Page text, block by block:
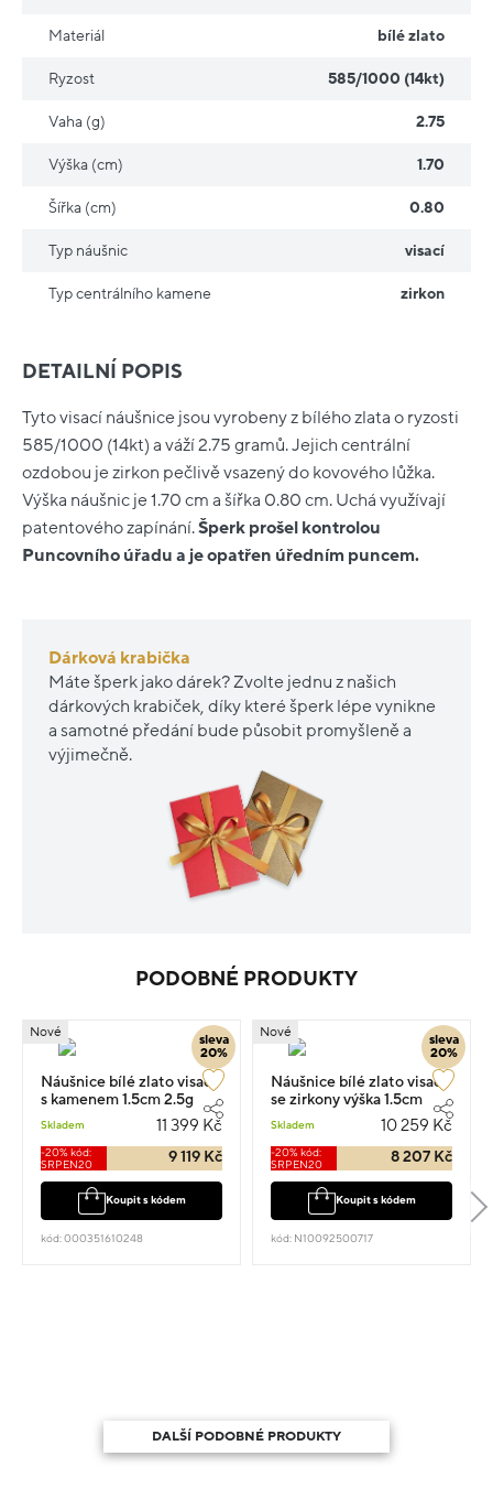
DETAILNÍ POPIS
Tyto visací náušnice jsou vyrobeny z bílého zlata o ryzosti
585/1000 (14kt) a váží 2.75 gramů. Jejich centrální
ozdobou je zirkon pečlivě vsazený do kovového lůžka.
Výška náušnic je 1.70 cm a šířka 0.80 cm. Uchá využívají
patentového zapínání.Šperk prošel kontrolou
Puncovního úřadu a je opatřen úředním puncem.
Dárková krabička
Máte šperk jako dárek? Zvolte jednu z našich
dárkových krabiček, díky které šperk lépe vynikne
a samotné předání bude působit promyšleně a
výjimečně.
Materiál bílé zlato
Ryzost 585/1000 (14kt)
Vaha (g) 2.75
Výška (cm) 1.70
Šířka (cm) 0.80
Typ náušnic visací
Typ centrálního kamene zirkon
PODOBNÉ PRODUKTY
sleva
20%
Nové
Náušnice bílé zlato visací
s kamenem 1.5cm 2.5g
Skladem 11 399 Kč
-20% kód:
SRPEN20
9 119 Kč
Koupit s kódem
kód: 000351610248
sleva
20%
Nové
Náušnice bílé zlato visací
se zirkony výška 1.5cm
Skladem 10 259 Kč
-20% kód:
SRPEN20
8 207 Kč
Koupit s kódem
kód: N10092500717
DALŠÍ PODOBNÉ PRODUKTY